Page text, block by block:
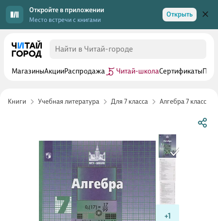
Откройте в приложении
Место встречи с книгами
Открыть
МагазиныАкцииРаспродажа Читай-школаСертификаты
Книги Учебная литература Для 7 класса Алгебра 7 класс
+1